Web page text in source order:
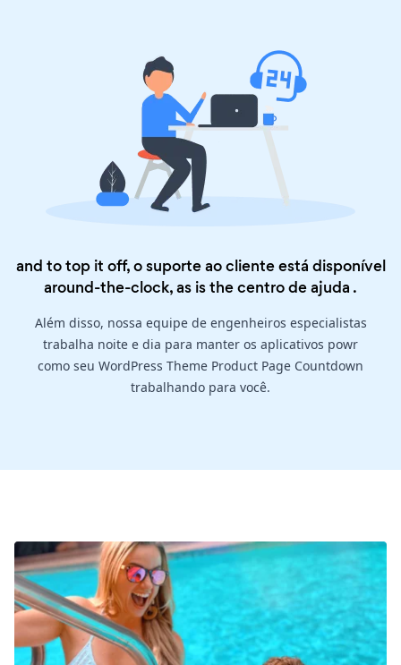
and to top it off, o suporte ao cliente está disponível
around-the-clock, as is thecentro de ajuda .
Além disso, nossa equipe de engenheiros especialistas
trabalha noite e dia para manter os aplicativos powr
como seu WordPress Theme Product Page Countdown
trabalhando para você.